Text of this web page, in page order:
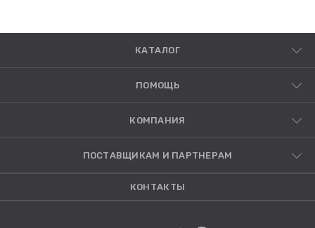
КАТАЛОГ
ПОМОЩЬ
КОМПАНИЯ
ПОСТАВЩИКАМ И ПАРТНЕРАМ
КОНТАКТЫ